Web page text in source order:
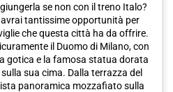
se non con il treno Italo?
tantissime opportunità per
che questa città ha da offrire.
il Duomo di Milano, con
gotica e la famosa statua dorata
sua cima. Dalla terrazza del
panoramica mozzafiato sulla